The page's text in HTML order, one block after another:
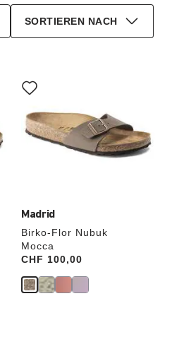
SORTIEREN NACH
Madrid
Birko-Flor Nubuk
Mocca
Price:
CHF 100,00
Anklicken
der
Farben
werden
die
Produktbilder